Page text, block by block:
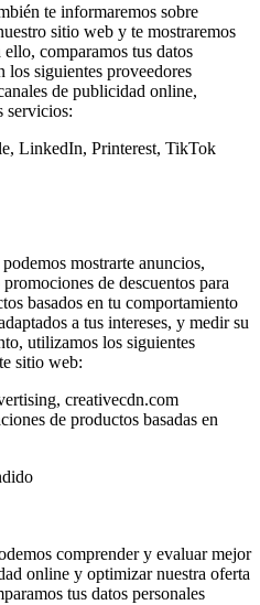
te informaremos sobre
sitio web y te mostraremos
comparamos tus datos
los siguientes proveedores
de publicidad online,
servicios:
LinkedIn, Printerest, TikTok
mostrarte anuncios,
de descuentos para
basados en tu comportamiento
a tus intereses, y medir su
utilizamos los siguientes
sitio web:
creativecdn.com
de productos basadas en
comprender y evaluar mejor
online y optimizar nuestra oferta
tus datos personales